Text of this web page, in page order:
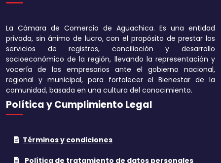
La Cámara de Comercio de Aguachica. Es una entidad
privada, sin ánimo de lucro, con el propósito de prestar los
servicios de registros, conciliación y desarrollo
socioeconómico de la región, llevando la representación y
vocería de los empresarios ante el gobierno nacional,
regional y municipal, para fortalecer el Bienestar de la
comunidad, basada en una cultura del conocimiento.
Política y Cumplimiento Legal
Términos y condiciones
Política de tratamiento de datos personales
Aumentar el
texto
Disminuir el
texto
Aumentar la